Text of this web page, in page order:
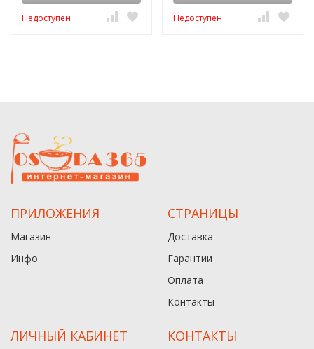
Недоступен Недоступен
ПРИЛОЖЕНИЯ
Магазин
Инфо
СТРАНИЦЫ
Доставка
Гарантии
Оплата
Контакты
ЛИЧНЫЙ КАБИНЕТ КОНТАКТЫ